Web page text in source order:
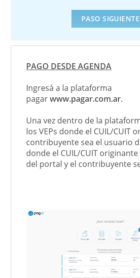
PAGO DESDE AGENDA
Ingresá a la plataforma
pagarwww.pagar.com.ar.
Una vez dentro de la
los VEPs donde el CUIL/CUIT
contribuyente sea el usuario
donde el CUIL/CUIT
del portal y el contribuyente